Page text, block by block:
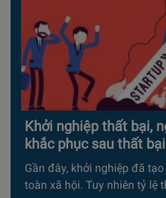
Khởi nghiệp thất bại,
khắc phục sau thất bại
Gần đây, khởi nghiệp đã
toàn xã hội. Tuy nhiên tỷ lệ